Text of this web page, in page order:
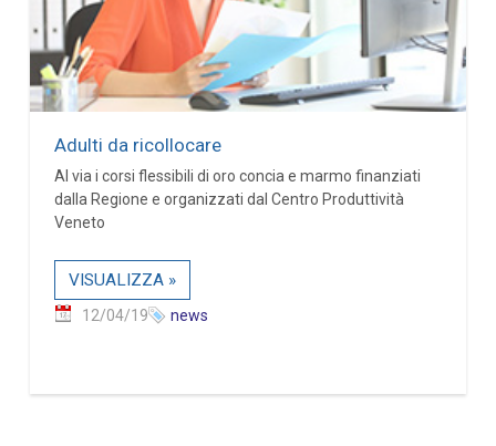
Adulti da ricollocare
Al via i corsi flessibili di oro concia e marmo finanziati
dalla Regione e organizzati dal Centro Produttività
Veneto
VISUALIZZA »
12/04/19 news